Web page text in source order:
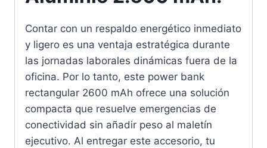
Contar con un respaldo energético inmediato
y ligero es una ventaja estratégica durante
las jornadas laborales dinámicas fuera de la
oficina. Por lo tanto, este power bank
rectangular 2600 mAh ofrece una solución
compacta que resuelve emergencias de
conectividad sin añadir peso al maletín
ejecutivo. Al entregar este accesorio, tu